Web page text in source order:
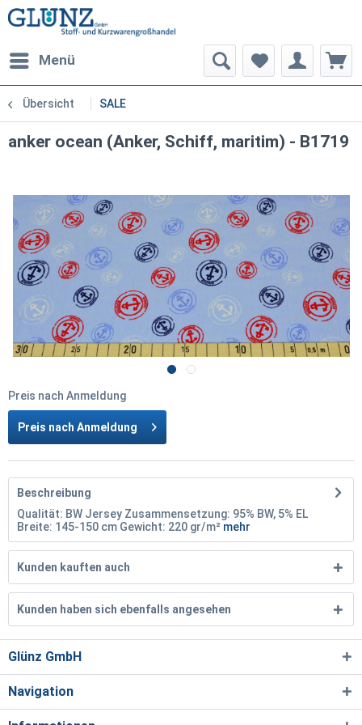
Menü
Übersicht SALE
anker ocean (Anker, Schiff, maritim) - B1719
Preis nach Anmeldung
Preis nach Anmeldung
Beschreibung
Qualität: BW Jersey Zusammensetzung: 95% BW, 5% EL
Breite: 145-150 cm Gewicht: 220 gr/m² mehr
Kunden kauften auch
Kunden haben sich ebenfalls angesehen
Glünz GmbH
Navigation